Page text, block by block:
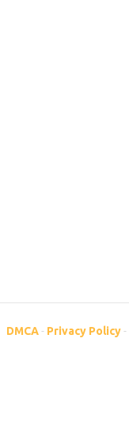
DMCA- Privacy Policy-